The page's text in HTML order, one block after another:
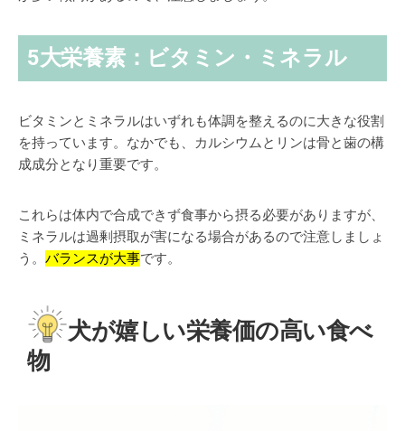
5大栄養素：ビタミン・ミネラル
ビタミンとミネラルはいずれも体調を整えるのに大きな役割
を持っています。なかでも、
カルシウムとリンは骨と歯の構
成成分となり重要です。
これらは体内で合成できず食事から摂る必要がありますが、
ミネラルは過剰摂取が害になる場合があるので注意しましょ
う。 バランスが大事です。
犬が嬉しい栄養価の高い食べ
物